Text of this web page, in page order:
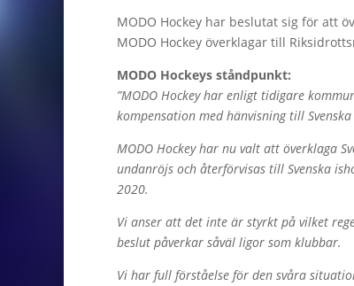
MODO Hockey har beslutat sig för att
MODO Hockey överklagar till
MODO Hockeys ståndpunkt:
”MODO Hockey har enligt tidigare
kompensation med hänvisning till
MODO Hockey har nu valt att överklaga
undanröjs och återförvisas till Svenska
2020.
Vi anser att det inte är styrkt på vilket
beslut påverkar såväl ligor som klubbar.
Vi har full förståelse för den svåra